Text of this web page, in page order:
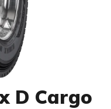
D Cargo